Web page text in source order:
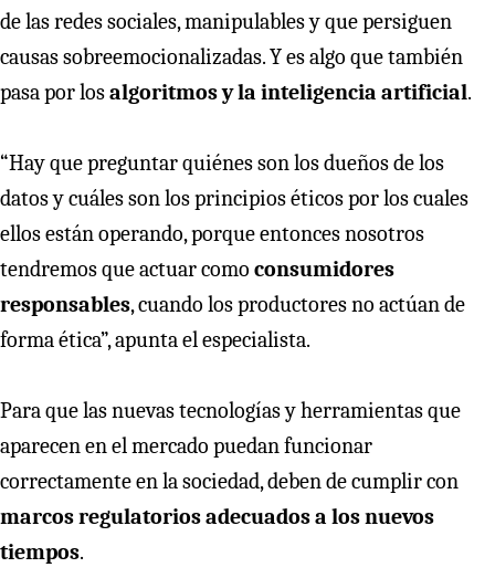
de las redes sociales, manipulables y que persiguen
causas sobreemocionalizadas. Y es algo que también
pasa por losalgoritmos y la inteligencia artificial.
“Hay que preguntar quiénes son los dueños de los
datos y cuáles son los principios éticos por los cuales
ellos están operando, porque entonces nosotros
tendremos que actuar como consumidores
responsables, cuando los productores no actúan de
forma ética”, apunta el especialista.
Para que las nuevas tecnologías y herramientas que
aparecen en el mercado puedan funcionar
correctamente en la sociedad, deben de cumplir con
marcos regulatorios adecuados a los nuevos
tiempos.